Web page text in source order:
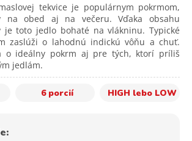
tekvice je populárnym pokrmom,
na obed aj na večeru. Vďaka obsahu
je toto jedlo bohaté na vlákninu. Typické
zaslúži o lahodnú indickú vôňu a chuť.
o ideálny pokrm aj pre tých, ktorí príliš
jedlám.
6 porcií HIGH lebo LOW